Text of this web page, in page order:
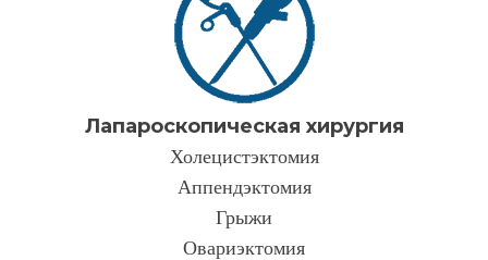
Лапароскопическая хирургия
Холецистэктомия
Аппендэктомия
Грыжи
Овариэктомия